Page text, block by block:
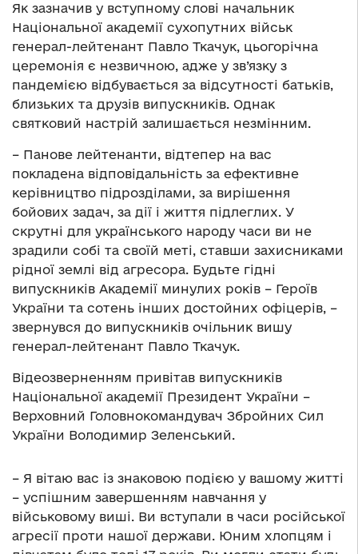
Як зазначив у вступному слові начальник
Національної академії сухопутних військ
генерал-лейтенант Павло Ткачук, цьогорічна
церемонія є незвичною, адже у зв’язку з
пандемією відбувається за відсутності батьків,
близьких та друзів випускників. Однак
святковий настрій залишається незмінним.
– Панове лейтенанти, відтепер на вас
покладена відповідальність за ефективне
керівництво підрозділами, за вирішення
бойових задач, за дії і життя підлеглих. У
скрутні для українського народу часи ви не
зрадили собі та своїй меті, ставши захисниками
рідної землі від агресора. Будьте гідні
випускників Академії минулих років – Героїв
України та сотень інших достойних офіцерів, –
звернувся до випускників очільник вишу
генерал-лейтенант Павло Ткачук.
Відеозверненням привітав випускників
Національної академії Президент України –
Верховний Головнокомандувач Збройних Сил
України Володимир Зеленський.
– Я вітаю вас із знаковою подією у вашому житті
– успішним завершенням навчання у
військовому виші. Ви вступали в часи російської
агресії проти нашої держави. Юним хлопцям і